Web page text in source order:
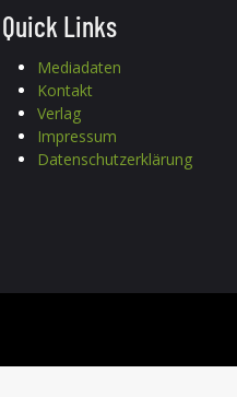
Quick Links
Mediadaten
Kontakt
Verlag
Impressum
Datenschutzerklärung